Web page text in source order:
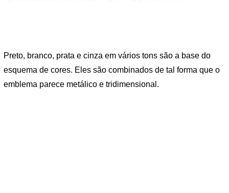
Preto, branco, prata e cinza em vários tons são a base do
esquema de cores. Eles são combinados de tal forma que o
emblema parece metálico e tridimensional.